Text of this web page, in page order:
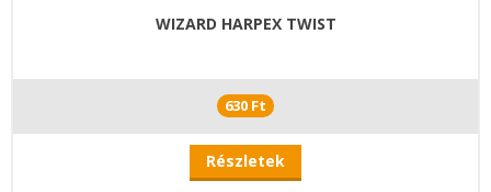
WIZARD HARPEX TWIST
630 Ft
Részletek